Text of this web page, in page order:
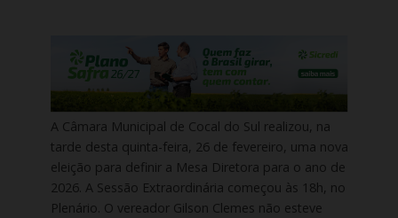
A Câmara Municipal de Cocal do Sul realizou, na
tarde desta quinta-feira, 26 de fevereiro, uma nova
eleição para definir a Mesa Diretora para o ano de
2026. A Sessão Extraordinária começou às 18h, no
Plenário. O vereador Gilson Clemes não esteve